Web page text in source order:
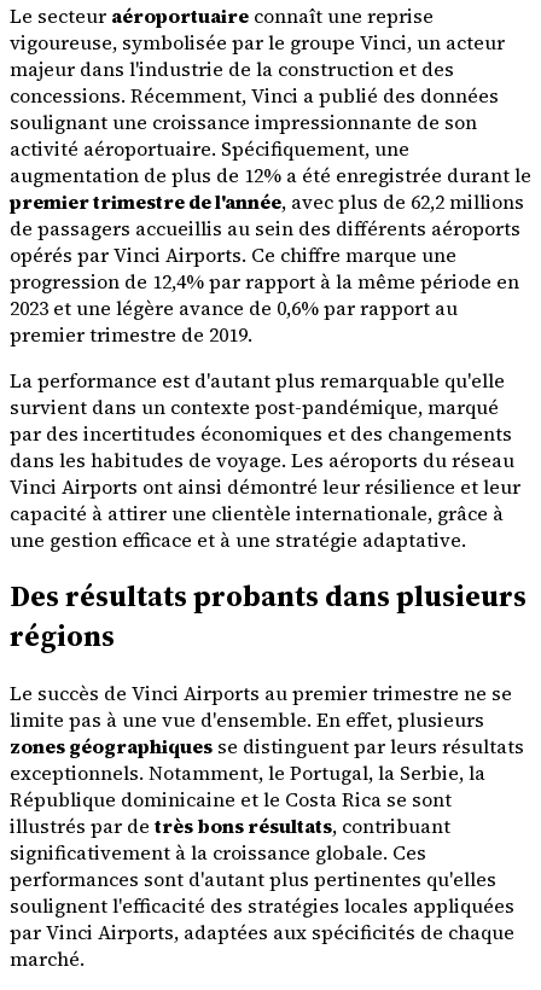
Le secteur aéroportuaire connaît une reprise
vigoureuse, symbolisée par le groupe Vinci, un acteur
majeur dans l'industrie de la construction et des
concessions. Récemment, Vinci a publié des données
soulignant une croissance impressionnante de son
activité aéroportuaire. Spécifiquement, une
augmentation de plus de 12% a été enregistrée durant le
premier trimestre de l'année, avec plus de 62,2 millions
de passagers accueillis au sein des différents aéroports
opérés par Vinci Airports. Ce chiffre marque une
progression de 12,4% par rapport à la même période en
2023 et une légère avance de 0,6% par rapport au
premier trimestre de 2019.
La performance est d'autant plus remarquable qu'elle
survient dans un contexte post-pandémique, marqué
par des incertitudes économiques et des changements
dans les habitudes de voyage. Les aéroports du réseau
Vinci Airports ont ainsi démontré leur résilience et leur
capacité à attirer une clientèle internationale, grâce à
une gestion efficace et à une stratégie adaptative.
Des résultats probants dans plusieurs
régions
Le succès de Vinci Airports au premier trimestre ne se
limite pas à une vue d'ensemble. En effet, plusieurs
zones géographiques se distinguent par leurs résultats
exceptionnels. Notamment, le Portugal, la Serbie, la
République dominicaine et le Costa Rica se sont
illustrés par de très bons résultats, contribuant
significativement à la croissance globale. Ces
performances sont d'autant plus pertinentes qu'elles
soulignent l'efficacité des stratégies locales appliquées
par Vinci Airports, adaptées aux spécificités de chaque
marché.